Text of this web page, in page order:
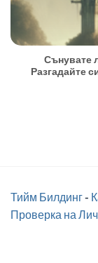
Сънувате
Разгадайте
Тийм Билдинг-
Проверка на